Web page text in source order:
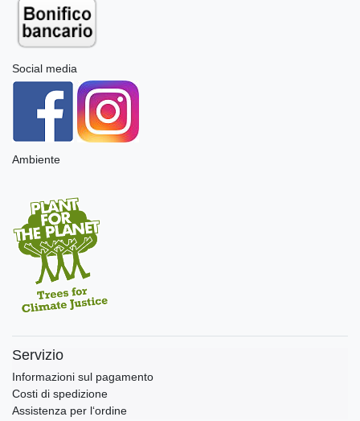
Social media
Ambiente
Servizio
Informazioni sul pagamento
Costi di spedizione
Assistenza per l‘ordine